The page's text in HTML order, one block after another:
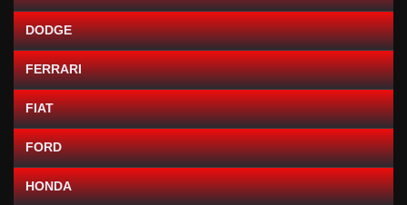
DODGE
FERRARI
FIAT
FORD
HONDA